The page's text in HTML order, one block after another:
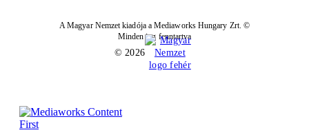
A Magyar Nemzet kiadója a Mediaworks Hungary Zrt. ©
Minden jog fenntartva
© 2026